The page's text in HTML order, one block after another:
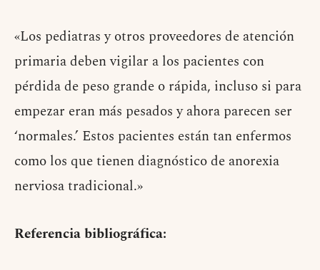
«Los pediatras y otros proveedores de atención
primaria deben vigilar a los pacientes con
pérdida de peso grande o rápida, incluso si para
empezar eran más pesados ​​y ahora parecen ser
‘normales.’ Estos pacientes están tan enfermos
como los que tienen diagnóstico de anorexia
nerviosa tradicional.»
Referencia bibliográfica: